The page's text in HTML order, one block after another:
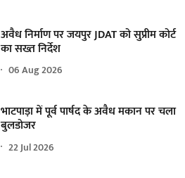
अवैध निर्माण पर जयपुर JDAT को सुप्रीम कोर्ट
का सख्त निर्देश
06 Aug 2026
भाटपाड़ा में पूर्व पार्षद के अवैध मकान पर चला
बुलडोजर
22 Jul 2026